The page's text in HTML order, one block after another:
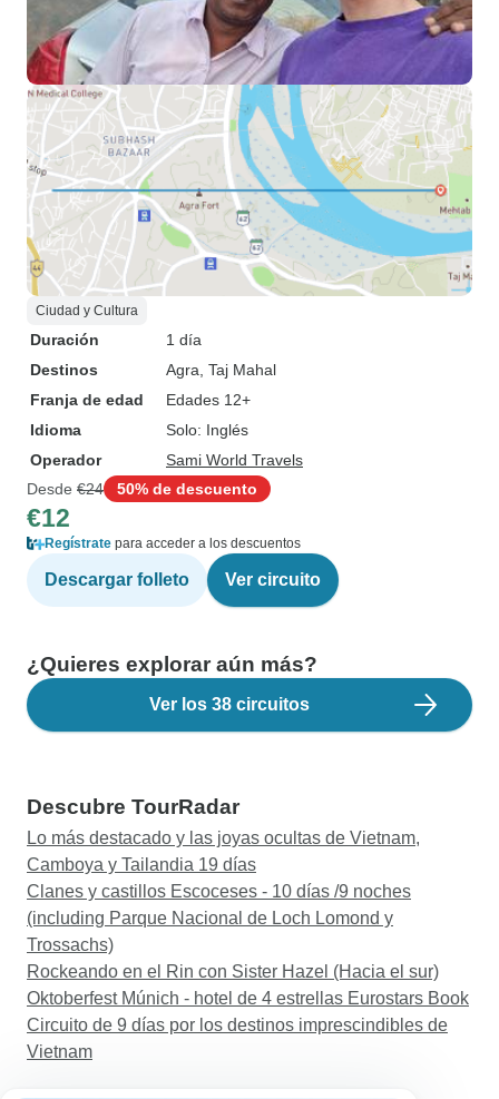
Ciudad y Cultura
Duración
1 día
Destinos
Agra , Taj Mahal
Franja de edad
Edades 12+
Idioma
Solo: Inglés
Operador
Sami World Travels
Desde €24 50% de descuento
€12
Regístrate para acceder a los descuentos
Descargar folleto Ver circuito
¿Quieres explorar aún más?
Ver los 38 circuitos
Descubre TourRadar
Lo más destacado y las joyas ocultas de Vietnam,
Camboya y Tailandia 19 días
Clanes y castillos Escoceses - 10 días /9 noches
(including Parque Nacional de Loch Lomond y
Trossachs)
Rockeando en el Rin con Sister Hazel (Hacia el sur)
Oktoberfest Múnich - hotel de 4 estrellas Eurostars Book
Circuito de 9 días por los destinos imprescindibles de
Vietnam